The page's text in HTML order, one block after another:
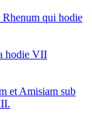
qui hodie
hodie VII
et Amisiam sub